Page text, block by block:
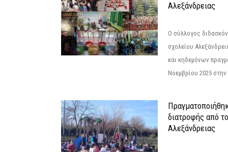
Αλεξάνδρειας
Ο σύλλογος
σχολείου
και κηδεμόνων
Νοεμβρίου 2025
διατροφής από
Αλεξάνδρειας